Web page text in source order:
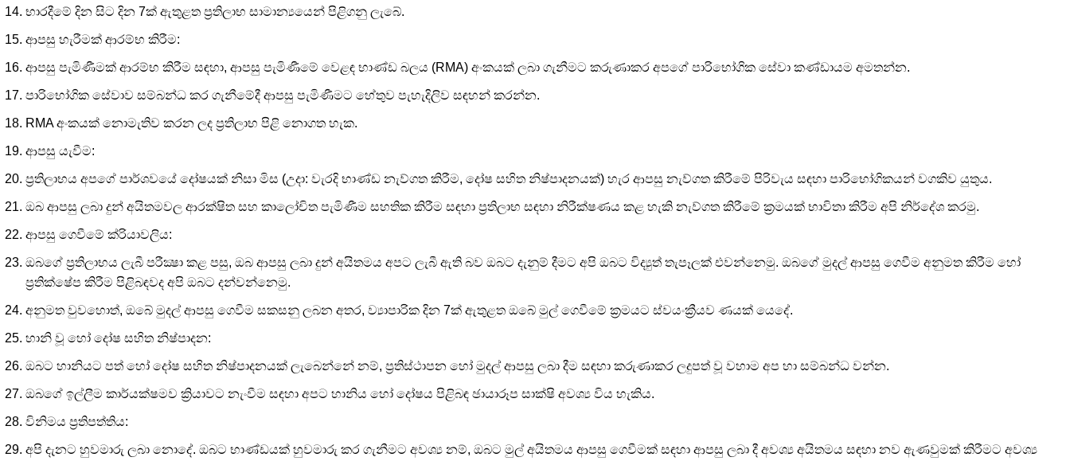
භාරදීමේ දින සිට දින 7ක් ඇතුළත ප්‍රතිලාභ සාමාන්‍යයෙන් පිළිගනු ලැබේ.
ආපසු හැරීමක් ආරම්භ කිරීම:
ආපසු පැමිණීමක් ආරම්භ කිරීම සඳහා, ආපසු පැමිණීමේ වෙළඳ භාණ්ඩ බලය (RMA) අංකයක් ලබා ගැනීමට කරුණාකර අපගේ පාරිභෝගික සේවා කණ්ඩායම අමතන්න.
පාරිභෝගික සේවාව සම්බන්ධ කර ගැනීමේදී ආපසු පැමිණීමට හේතුව පැහැදිලිව සඳහන් කරන්න.
RMA අංකයක් නොමැතිව කරන ලද ප්‍රතිලාභ පිළි නොගත හැක.
ආපසු යැවීම:
ප්‍රතිලාභය අපගේ පාර්ශවයේ දෝෂයක් නිසා මිස (උදා: වැරදි භාණ්ඩ නැව්ගත කිරීම, දෝෂ සහිත නිෂ්පාදනයක්) හැර ආපසු නැව්ගත කිරීමේ පිරිවැය සඳහා පාරිභෝගිකයන් වගකිව යුතුය.
ඔබ ආපසු ලබා දුන් අයිතමවල ආරක්ෂිත සහ කාලෝචිත පැමිණීම සහතික කිරීම සඳහා ප්‍රතිලාභ සඳහා නිරීක්ෂණය කළ හැකි නැව්ගත කිරීමේ ක්‍රමයක් භාවිතා කිරීම අපි නිර්දේශ කරමු.
ආපසු ගෙවීමේ ක්රියාවලිය:
ඔබගේ ප්‍රතිලාභය ලැබී පරීක්‍ෂා කළ පසු, ඔබ ආපසු ලබා දුන් අයිතමය අපට ලැබී ඇති බව ඔබට දැනුම් දීමට අපි ඔබට විද්‍යුත් තැපෑලක් එවන්නෙමු. ඔබගේ මුදල් ආපසු ගෙවීම අනුමත කිරීම හෝ
ප්‍රතික්ෂේප කිරීම පිළිබඳවද අපි ඔබට දන්වන්නෙමු.
අනුමත වුවහොත්, ඔබේ මුදල් ආපසු ගෙවීම සකසනු ලබන අතර, ව්‍යාපාරික දින 7ක් ඇතුළත ඔබේ මුල් ගෙවීමේ ක්‍රමයට ස්වයංක්‍රීයව ණයක් යෙදේ.
හානි වූ හෝ දෝෂ සහිත නිෂ්පාදන:
ඔබට හානියට පත් හෝ දෝෂ සහිත නිෂ්පාදනයක් ලැබෙන්නේ නම්, ප්‍රතිස්ථාපන හෝ මුදල් ආපසු ලබා දීම සඳහා කරුණාකර ලදුපත් වූ වහාම අප හා සම්බන්ධ වන්න.
ඔබගේ ඉල්ලීම කාර්යක්ෂමව ක්‍රියාවට නැංවීම සඳහා අපට හානිය හෝ දෝෂය පිළිබඳ ඡායාරූප සාක්ෂි අවශ්‍ය විය හැකිය.
විනිමය ප්‍රතිපත්තිය:
අපි දැනට හුවමාරු ලබා නොදේ. ඔබට භාණ්ඩයක් හුවමාරු කර ගැනීමට අවශ්‍ය නම්, ඔබට මුල් අයිතමය ආපසු ගෙවීමක් සඳහා ආපසු ලබා දී අවශ්‍ය අයිතමය සඳහා නව ඇණවුමක් කිරීමට අවශ්‍ය